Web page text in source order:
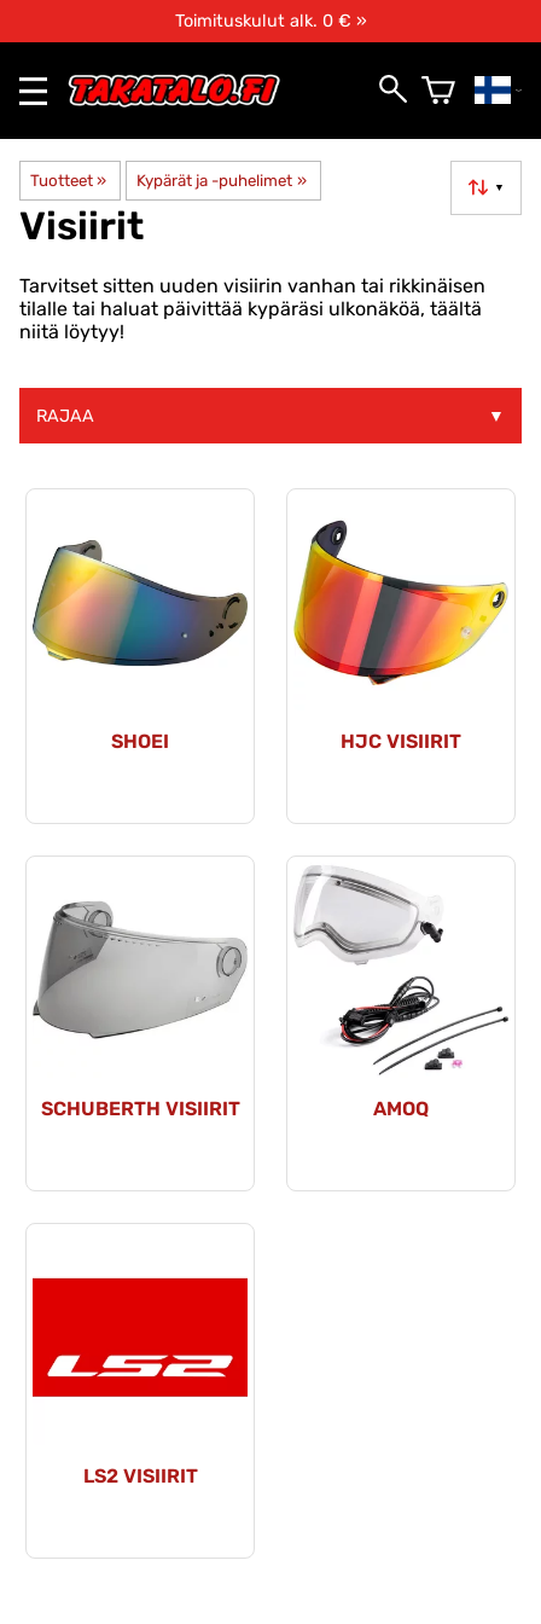
Toimituskulut alk. 0 € »
Tuotteet ‪» Kypärät ja -puhelimet ‪» ▼
Visiirit
Tarvitset sitten uuden visiirin vanhan tai rikkinäisen
tilalle tai haluat päivittää kypäräsi ulkonäköä, täältä
niitä löytyy!
RAJAA ▼
SHOEI HJC VISIIRIT
SCHUBERTH VISIIRIT AMOQ
LS2 VISIIRIT